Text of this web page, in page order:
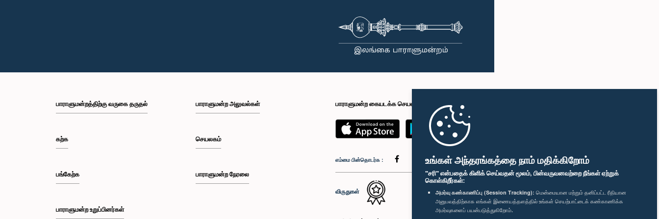
உங்கள் அந்தரங்கத்தை நாம் மதிக்கிறோம்
"சரி" என்பதைக் கிளிக் செய்வதன் மூலம், பின்வருவனவற்றை நீங்கள் ஏற்றுக்
கொள்கிறீர்கள்:
அமர்வு கண்காணிப்பு (Session Tracking): மென்மையான மற்றும் தனிப்பட்ட ரீதியான
அனுபவத்திற்காக எங்கள் இணையத்தளத்தில் உங்கள் செயற்பாட்டைக் கண்காணிக்க
அமர்வுகளைப் பயன்படுத்துகிறோம்.
பாராளுமன்றத்திற்கு வருகை தருதல்
கற்க
பங்கேற்க
பாராளுமன்ற உறுப்பினர்கள்
பாராளுமன்ற அலுவல்கள்
செயலகம்
பாராளுமன்ற நேரலை
பாராளுமன்ற கையடக்க செயலி
எம்மை பின்தொடர்க :
விருதுகள்